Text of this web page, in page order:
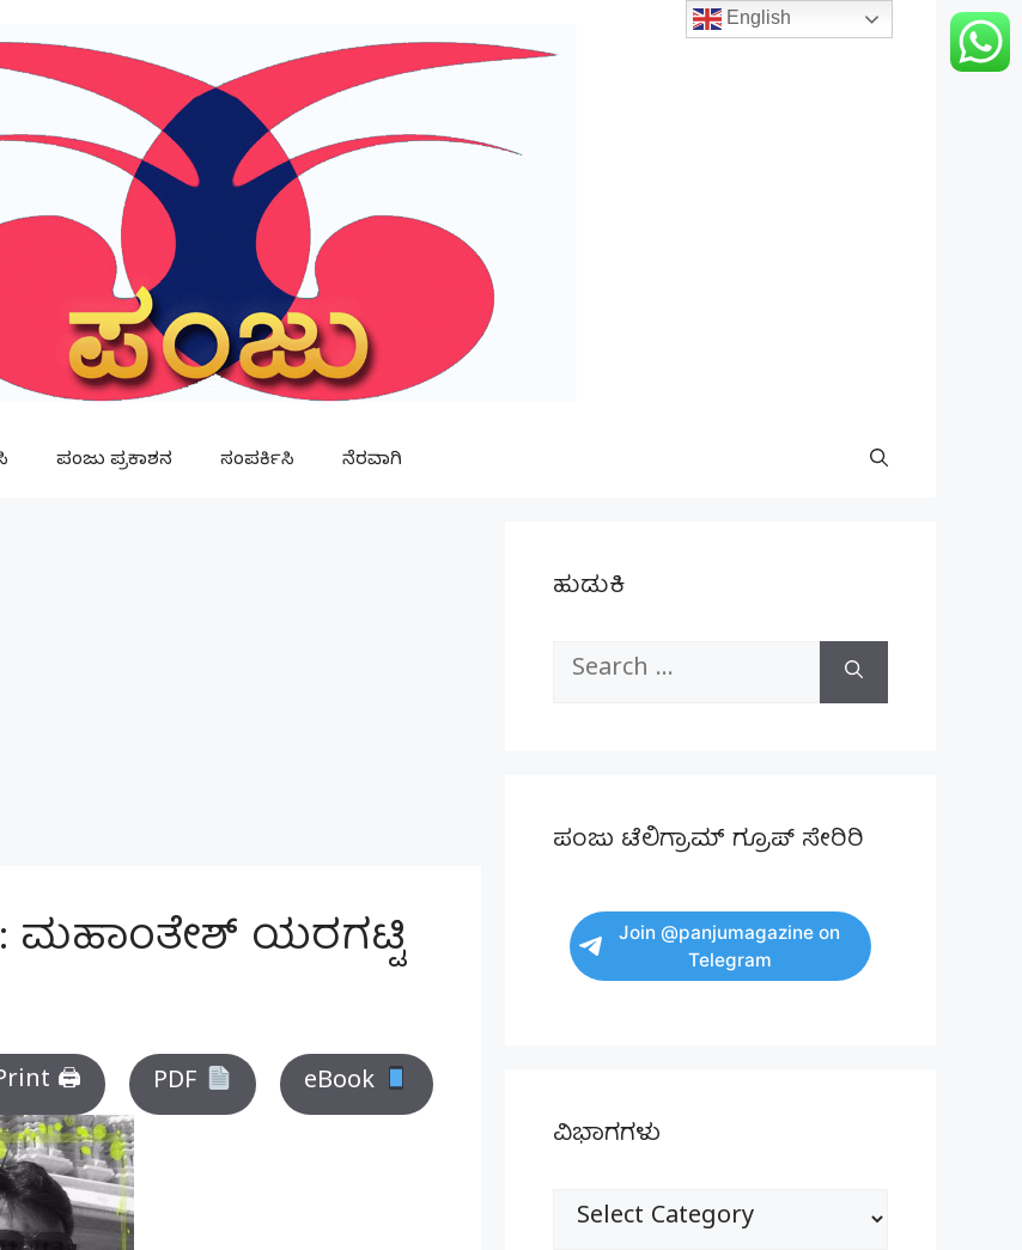
ಪಂಜು ಪ್ರಕಾಶನ ಸಂಪರ್ಕಿಸಿ ನೆರವಾಗಿ
ಮಹಾಂತೇಶ್ ಯರಗಟ್ಟಿ
🖨 PDF eBook
ಹುಡುಕಿ
Search
ಪಂಜು ಟೆಲಿಗ್ರಾಮ್ ಗ್ರೂಪ್ ಸೇರಿರಿ
Join @panjumagazine on
Telegram
ವಿಭಾಗಗಳು
ವಿಭಾಗಗಳು
English